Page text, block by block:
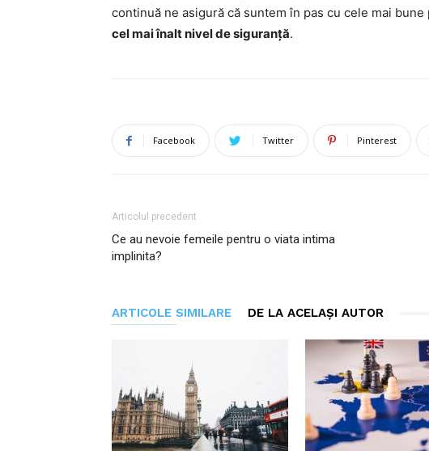
continuă ne asigură că suntem în pas cu cele mai bune
cel mai înalt nivel de siguranță.
Facebook Twitter Pinterest
Articolul precedent
Ce au nevoie femeile pentru o viata intima
implinita?
ARTICOLE SIMILARE DE LA ACELAȘI AUTOR